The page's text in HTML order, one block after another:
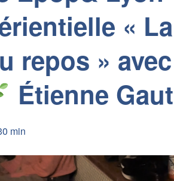
« La
repos »
Étienne
min